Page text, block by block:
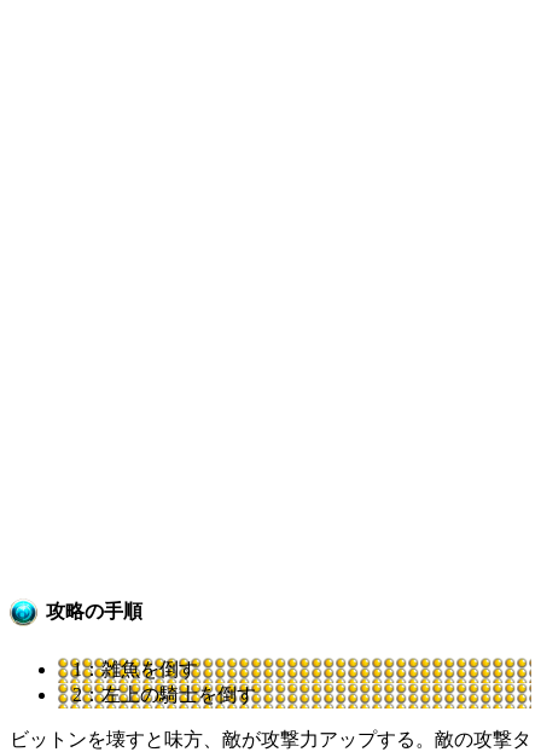
攻略の手順
1：雑魚を倒す
2：左上の騎士を倒す
ビットンを壊すと味方、敵が攻撃力アップする。敵の攻撃タ